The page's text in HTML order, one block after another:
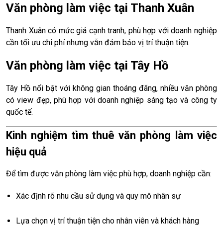
Văn phòng làm việc tại Thanh Xuân
Thanh Xuân có mức giá cạnh tranh, phù hợp với doanh nghiệp
cần tối ưu chi phí nhưng vẫn đảm bảo vị trí thuận tiện.
Văn phòng làm việc tại Tây Hồ
Tây Hồ nổi bật với không gian thoáng đãng, nhiều văn phòng
có view đẹp, phù hợp với doanh nghiệp sáng tạo và công ty
quốc tế.
Kinh nghiệm tìm thuê văn phòng làm việc
hiệu quả
Để tìm được văn phòng làm việc phù hợp, doanh nghiệp cần:
Xác định rõ nhu cầu sử dụng và quy mô nhân sự
Lựa chọn vị trí thuận tiện cho nhân viên và khách hàng